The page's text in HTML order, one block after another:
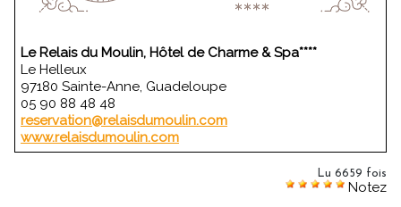
Le Relais du Moulin, Hôtel de Charme & Spa****
Le Helleux
97180 Sainte-Anne, Guadeloupe
05 90 88 48 48
reservation@relaisdumoulin.com
www.relaisdumoulin.com
Lu 6659 fois
Notez